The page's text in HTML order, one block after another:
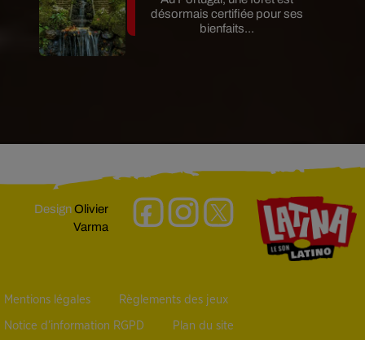
désormais certifiée pour ses
bienfaits...
DesignOlivier
Varma
Mentions légales Règlements des jeux
Notice d’information RGPD Plan du site